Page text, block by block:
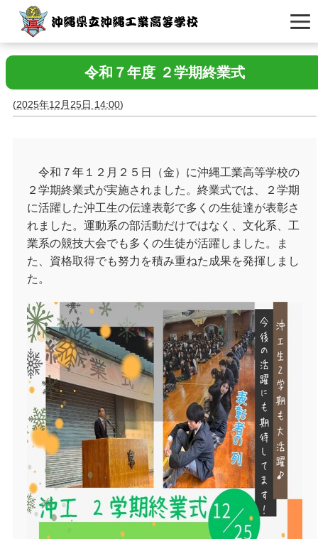
令和７年度 ２学期終業式
(2025年12月25日 14:00)
令和７年１２月２５日（金）に沖縄工業高等学校の
２学期終業式が実施されました。終業式では、２学期
に活躍した沖工生の伝達表彰で多くの生徒達が表彰さ
れました。運動系の部活動だけではなく、文化系、工
業系の競技大会でも多くの生徒が活躍しました。ま
た、資格取得でも努力を積み重ねた成果を発揮しまし
た。